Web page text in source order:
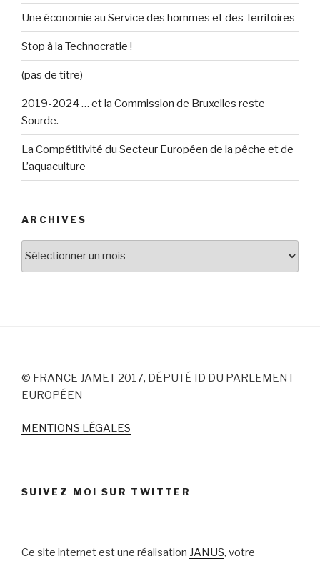
Une économie au Service des hommes et des Territoires
Stop à la Technocratie !
(pas de titre)
2019-2024 … et la Commission de Bruxelles reste
Sourde.
La Compétitivité du Secteur Européen de la pêche et de
L’aquaculture
ARCHIVES
Archives
© FRANCE JAMET 2017, DÉPUTÉ ID DU PARLEMENT
EUROPÉEN
MENTIONS LÉGALES
SUIVEZ MOI SUR TWITTER
Ce site internet est une réalisation JANUS, votre